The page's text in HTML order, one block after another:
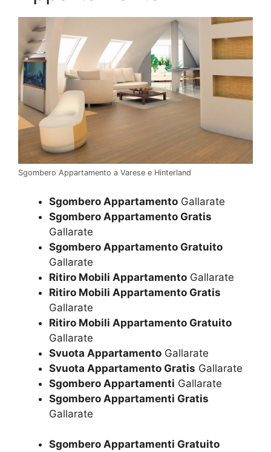
Sgombero Appartamento a Varese e Hinterland
Sgombero Appartamento Gallarate
Sgombero Appartamento Gratis
Gallarate
Sgombero Appartamento Gratuito
Gallarate
Ritiro Mobili Appartamento Gallarate
Ritiro Mobili Appartamento Gratis
Gallarate
Ritiro Mobili Appartamento Gratuito
Gallarate
Svuota Appartamento Gallarate
Svuota Appartamento Gratis Gallarate
Sgombero Appartamenti Gallarate
Sgombero Appartamenti Gratis
Gallarate
Sgombero Appartamenti Gratuito